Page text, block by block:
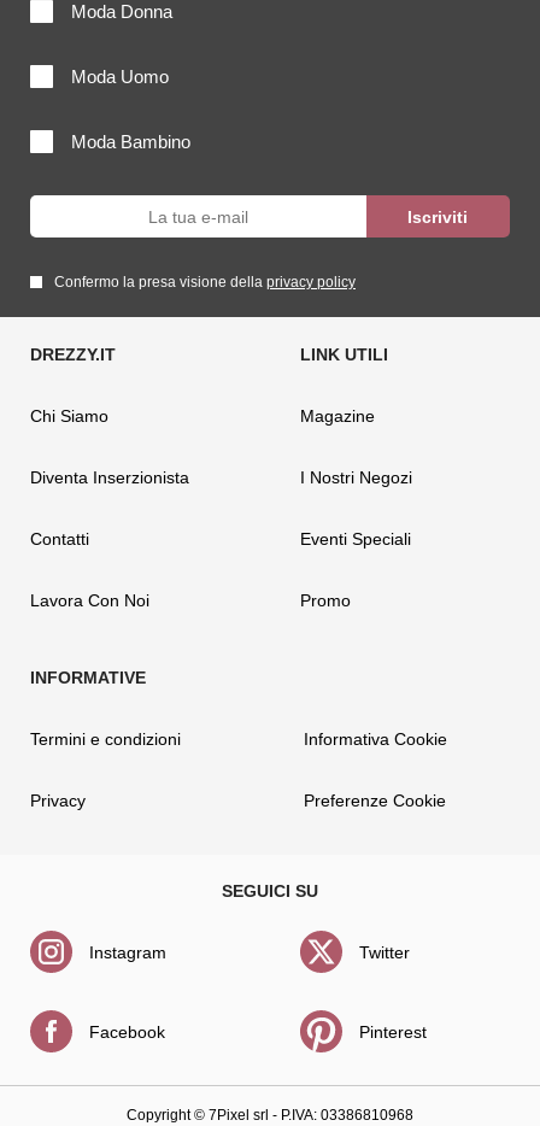
Moda Donna
Moda Uomo
Moda Bambino
Confermo la presa visione della privacy policy
Chi Siamo
Diventa Inserzionista
Contatti
Lavora Con Noi
Magazine
I Nostri Negozi
Eventi Speciali
Promo
Termini e condizioni
Privacy
Informativa Cookie
Preferenze Cookie
Instagram
Facebook
Twitter
Pinterest
Copyright © 7Pixel srl - P.IVA: 03386810968